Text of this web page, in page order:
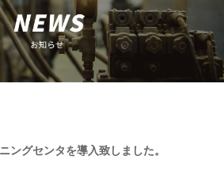
ングセンタを導入致しました。